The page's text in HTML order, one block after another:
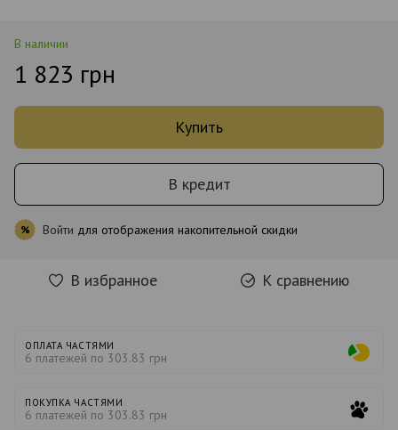
В наличии
1 823 грн
Купить
В кредит
% Войти для отображения накопительной скидки
В избранное К сравнению
ОПЛАТА ЧАСТЯМИ
6 платежей по 303.83 грн
ПОКУПКА ЧАСТЯМИ
6 платежей по 303.83 грн